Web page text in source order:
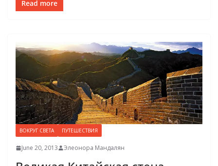
Read more
ВОКРУГ СВЕТА ПУТЕШЕСТВИЯ
June 20, 2013 Элеонора Мандалян